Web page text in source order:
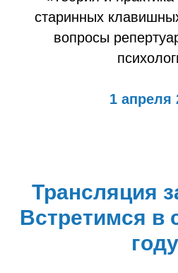
старинных
вопросы
1 апреля
Трансляция
Встретимся